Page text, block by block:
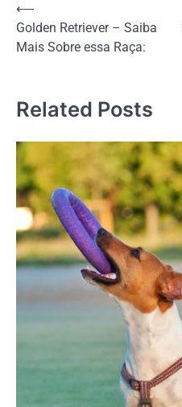
Navegação
de
⟵
Golden Retriever – Saiba
Mais Sobre essa Raça:
Related Posts